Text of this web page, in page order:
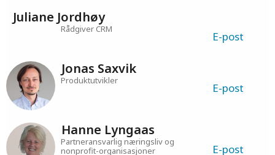
Juliane Jordhøy
Rådgiver CRM
E-post
Jonas Saxvik
E-post
Hanne Lyngaas
Partneransvarlig næringsliv og